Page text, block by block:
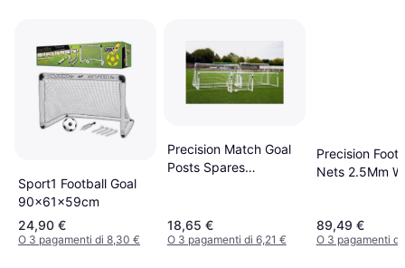
Sport1 Football Goal
90x61x59cm
24,90 €
O 3 pagamenti di 8,30 €
Precision Match Goal
Posts Spares
18,65 €
O 3 pagamenti di 6,21 €
Precision
Nets 2.5Mm
89,49 €
O 3 pagamenti